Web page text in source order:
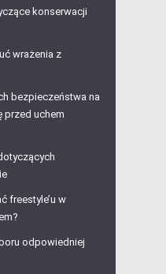
konserwacji
wrażenia z
bezpieczeństwa na
przed uchem
freestyle’u w
odpowiedniej